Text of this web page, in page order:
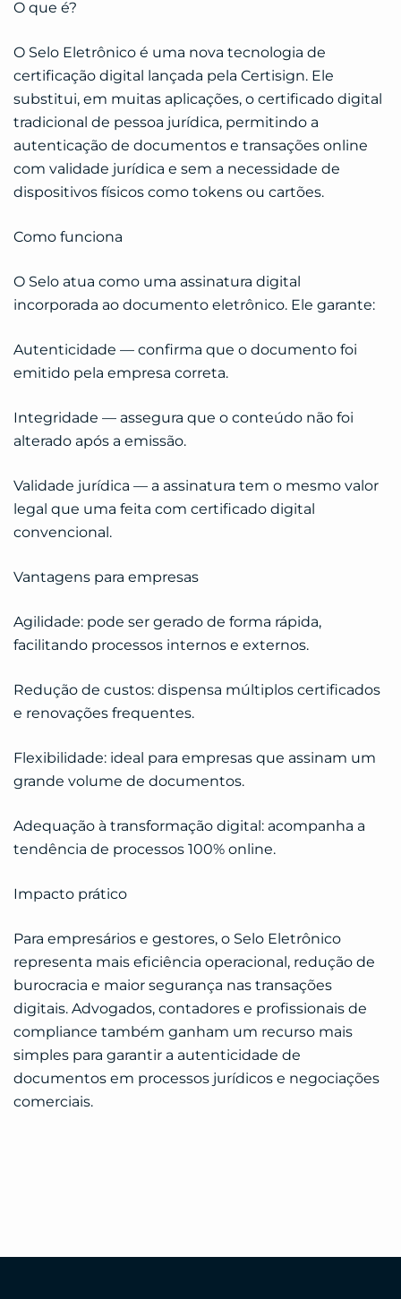
O que é?
O Selo Eletrônico é uma nova tecnologia de
certificação digital lançada pela Certisign. Ele
substitui, em muitas aplicações, o certificado digital
tradicional de pessoa jurídica, permitindo a
autenticação de documentos e transações online
com validade jurídica e sem a necessidade de
dispositivos físicos como tokens ou cartões.
Como funciona
O Selo atua como uma assinatura digital
incorporada ao documento eletrônico. Ele garante:
Autenticidade — confirma que o documento foi
emitido pela empresa correta.
Integridade — assegura que o conteúdo não foi
alterado após a emissão.
Validade jurídica — a assinatura tem o mesmo valor
legal que uma feita com certificado digital
convencional.
Vantagens para empresas
Agilidade: pode ser gerado de forma rápida,
facilitando processos internos e externos.
Redução de custos: dispensa múltiplos certificados
e renovações frequentes.
Flexibilidade: ideal para empresas que assinam um
grande volume de documentos.
Adequação à transformação digital: acompanha a
tendência de processos 100% online.
Impacto prático
Para empresários e gestores, o Selo Eletrônico
representa mais eficiência operacional, redução de
burocracia e maior segurança nas transações
digitais. Advogados, contadores e profissionais de
compliance também ganham um recurso mais
simples para garantir a autenticidade de
documentos em processos jurídicos e negociações
comerciais.